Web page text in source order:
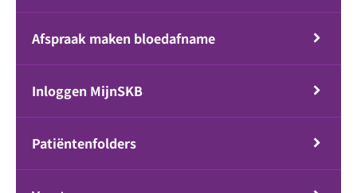
Afspraak maken bloedafname
Inloggen MijnSKB
Patiëntenfolders